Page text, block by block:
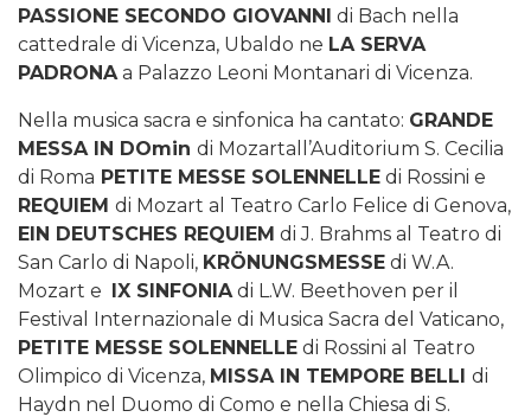
PASSIONE SECONDO GIOVANNI di Bach nella
cattedrale di Vicenza, Ubaldo ne LA SERVA
PADRONA a Palazzo Leoni Montanari di Vicenza.
Nella musica sacra e sinfonica ha cantato: GRANDE
MESSA IN DOmin di Mozartall’Auditorium S. Cecilia
di Roma PETITE MESSE SOLENNELLE di Rossini e
REQUIEM di Mozart al Teatro Carlo Felice di Genova,
EIN DEUTSCHES REQUIEM di J. Brahms al Teatro di
San Carlo di Napoli, KRÖNUNGSMESSE di W.A.
Mozart e IX SINFONIA di L.W. Beethoven per il
Festival Internazionale di Musica Sacra del Vaticano,
PETITE MESSE SOLENNELLE di Rossini al Teatro
Olimpico di Vicenza, MISSA IN TEMPORE BELLI di
Haydn nel Duomo di Como e nella Chiesa di S.